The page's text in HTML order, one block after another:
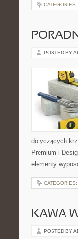
CATEGORIES:
POSTED BY
dotyczących
Premium i
elementy
CATEGORIES:
KAWA
POSTED BY